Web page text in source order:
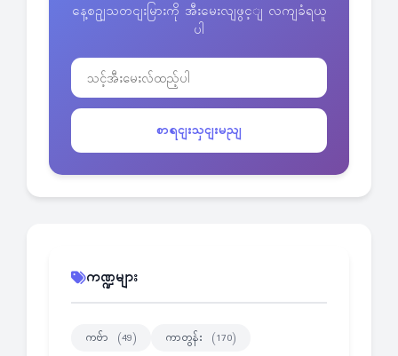
နေ့စဥျသတငျးမြားကို အီးမေးလျဖွင့ျ လကျခံရယူ
ပါ
စာရငျးသှငျးမညျ
ကဏ္ဍများ
ကဗ်ာ (49) ကာတွန်း (170)